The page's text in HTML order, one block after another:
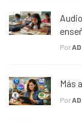
Por
Más
Por